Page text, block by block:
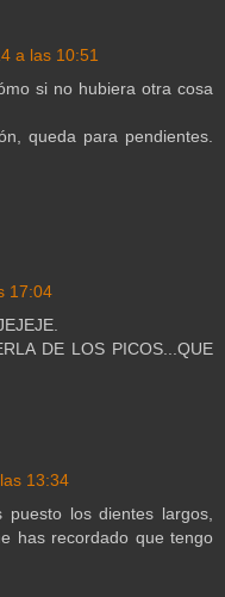
a las 10:51
si no hubiera otra cosa
queda para pendientes.
17:04
DE LOS PICOS...QUE
13:34
los dientes largos,
has recordado que tengo